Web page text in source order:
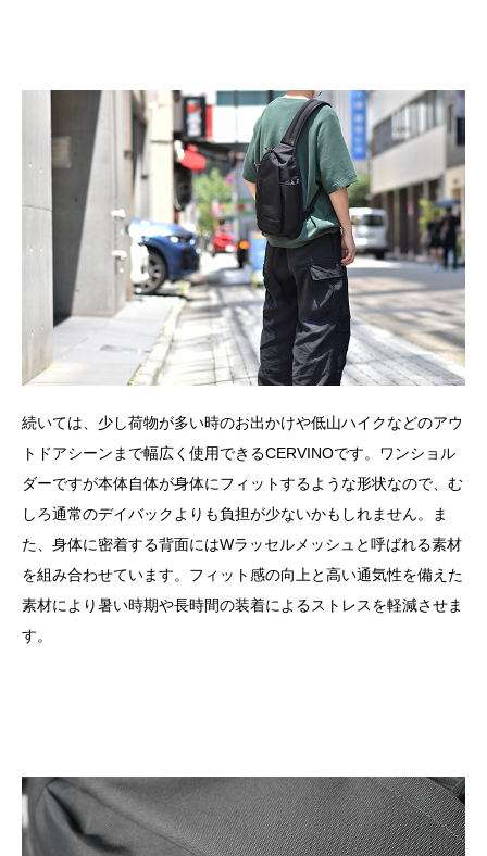
続いては、少し荷物が多い時のお出かけや低山ハイクなどのアウ
トドアシーンまで幅広く使用できるCERVINOです。ワンショル
ダーですが本体自体が身体にフィットするような形状なので、む
しろ通常のデイバックよりも負担が少ないかもしれません。ま
た、身体に密着する背面にはWラッセルメッシュと呼ばれる素材
を組み合わせています。フィット感の向上と高い通気性を備えた
素材により暑い時期や長時間の装着によるストレスを軽減させま
す。